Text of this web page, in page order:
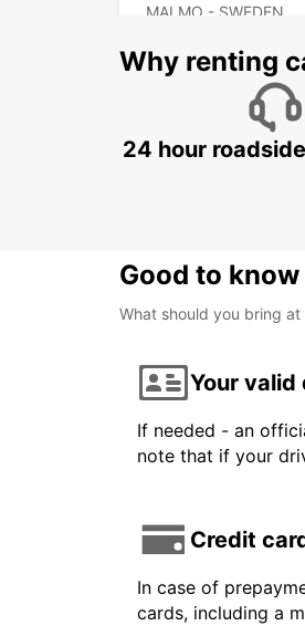
MALMO - SWEDEN
Why renting
24 hour
Good to know
What should you bring at
Your valid
If needed - an
note that if your
Credit
In case of
cards, including a